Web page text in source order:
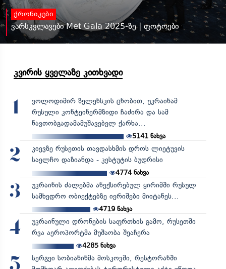
ქრონიკები
ვარსკვლავები Met Gala 2025-ზე | ფოტოები
კვირის ყველაზე კითხვადი
1
ვოლოდიმირ ზელენსკის ცნობით, უკრაინამ
რუსული კონტეინერმზიდი ჩაძირა და სამ
ნავთობგადამამუშავებელ ქარხა...
5141 ნახვა
2
კიევზე რუსეთის თავდასხმის დროს ლიეტუვის
საელჩო დაზიანდა - კესტუტის ბუდრისი
4774ნახვა
3
უკრაინის ძალებმა ანექსირებულ ყირიმში რუსულ
სამხედრო ობიექტებზე იერიშები მიიტანეს...
4719ნახვა
4
უკრაინული დრონების საფრთხის გამო, რუსეთში
რვა აეროპორტმა მუშაობა შეაჩერა
4285ნახვა
სერგეი სობიანინმა მოსკოვში, რესტორანში